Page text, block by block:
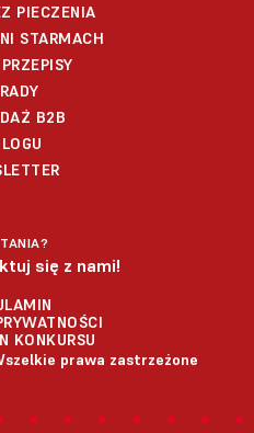
PIECZENIA
STARMACH
B2B
się z nami!
KONKURSU
prawa zastrzeżone